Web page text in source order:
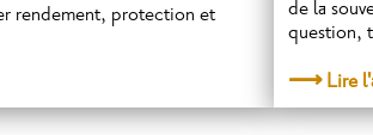
rendement, protection et
de la
question,
Lire